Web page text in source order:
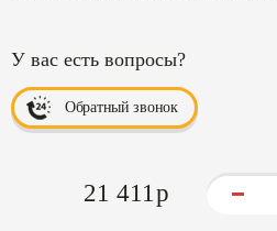
У вас есть вопросы?
Обратный звонок
21 411p